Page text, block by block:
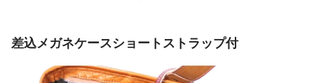
差込メガネケースショートストラップ付